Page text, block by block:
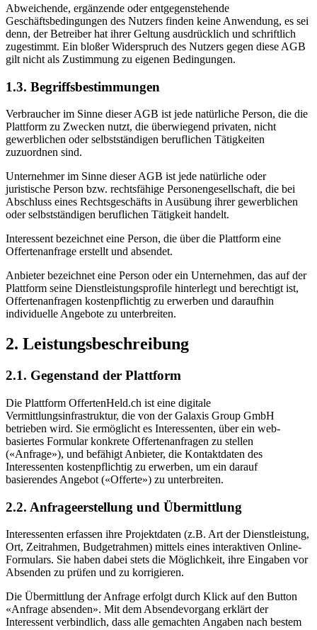
Abweichende, ergänzende oder entgegenstehende
Geschäftsbedingungen des Nutzers finden keine Anwendung, es sei
denn, der Betreiber hat ihrer Geltung ausdrücklich und schriftlich
zugestimmt. Ein bloßer Widerspruch des Nutzers gegen diese AGB
gilt nicht als Zustimmung zu eigenen Bedingungen.
1.3. Begriffsbestimmungen
Verbraucher im Sinne dieser AGB ist jede natürliche Person, die die
Plattform zu Zwecken nutzt, die überwiegend privaten, nicht
gewerblichen oder selbstständigen beruflichen Tätigkeiten
zuzuordnen sind.
Unternehmer im Sinne dieser AGB ist jede natürliche oder
juristische Person bzw. rechtsfähige Personengesellschaft, die bei
Abschluss eines Rechtsgeschäfts in Ausübung ihrer gewerblichen
oder selbstständigen beruflichen Tätigkeit handelt.
Interessent bezeichnet eine Person, die über die Plattform eine
Offertenanfrage erstellt und absendet.
Anbieter bezeichnet eine Person oder ein Unternehmen, das auf der
Plattform seine Dienstleistungsprofile hinterlegt und berechtigt ist,
Offertenanfragen kostenpflichtig zu erwerben und daraufhin
individuelle Angebote zu unterbreiten.
2. Leistungsbeschreibung
2.1. Gegenstand der Plattform
Die Plattform OffertenHeld.ch ist eine digitale
Vermittlungsinfrastruktur, die von der Galaxis Group GmbH
betrieben wird. Sie ermöglicht es Interessenten, über ein web-
basiertes Formular konkrete Offertenanfragen zu stellen
(«Anfrage»), und befähigt Anbieter, die Kontaktdaten des
Interessenten kostenpflichtig zu erwerben, um ein darauf
basierendes Angebot («Offerte») zu unterbreiten.
2.2. Anfrageerstellung und Übermittlung
Interessenten erfassen ihre Projektdaten (z.B. Art der Dienstleistung,
Ort, Zeitrahmen, Budgetrahmen) mittels eines interaktiven Online-
Formulars. Sie haben dabei stets die Möglichkeit, ihre Eingaben vor
Absenden zu prüfen und zu korrigieren.
Die Übermittlung der Anfrage erfolgt durch Klick auf den Button
«Anfrage absenden». Mit dem Absendevorgang erklärt der
Interessent verbindlich, dass alle gemachten Angaben nach bestem